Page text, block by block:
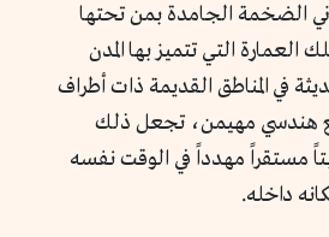
الضخمة الجامدة بمن تحتها
العمارة التي تتميز بها المدن
في المناطق القديمة ذات أطراف
هندسي مهيمن، تجعل ذلك
مستقراً مهدداً في الوقت نفسه
داخله.